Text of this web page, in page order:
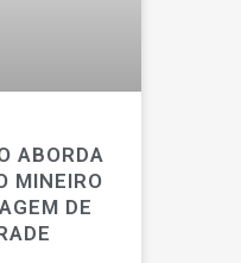
ABORDA
MINEIRO
DE